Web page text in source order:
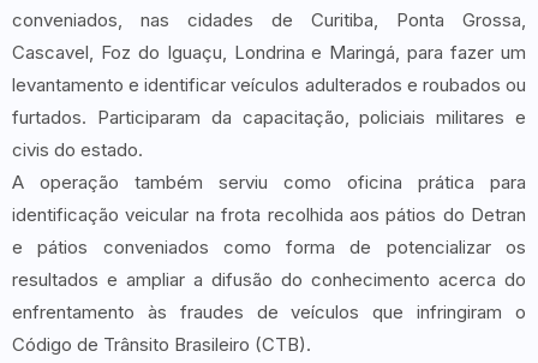
conveniados, nas cidades de Curitiba, Ponta Grossa,
Cascavel, Foz do Iguaçu, Londrina e Maringá, para fazer um
levantamento e identificar veículos adulterados e roubados ou
furtados. Participaram da capacitação, policiais militares e
civis do estado.
A operação também serviu como oficina prática para
identificação veicular na frota recolhida aos pátios do Detran
e pátios conveniados como forma de potencializar os
resultados e ampliar a difusão do conhecimento acerca do
enfrentamento às fraudes de veículos que infringiram o
Código de Trânsito Brasileiro (CTB).